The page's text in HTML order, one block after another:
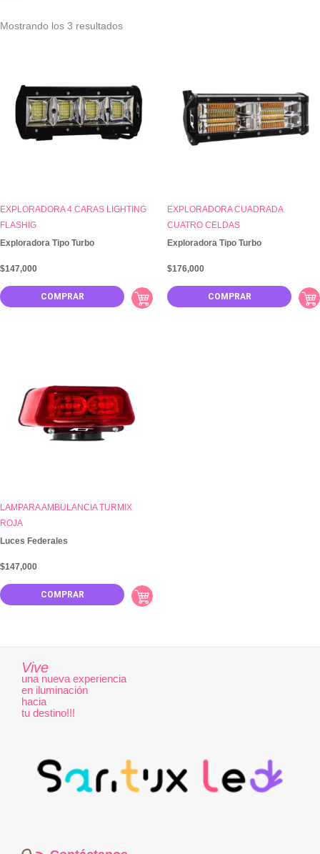
Mostrando los 3 resultados
Exploradora Tipo Turbo
EXPLORADORA 4 CARAS LIGHTING
FLASHIG
COMPRAR
$147,000
Exploradora Tipo Turbo
EXPLORADORA CUADRADA
CUATRO CELDAS
COMPRAR
$176,000
Luces Federales
LAMPARA AMBULANCIA TURMIX
ROJA
COMPRAR
$147,000
Vive
una nueva experiencia
en iluminación
hacia
tu destino!!!